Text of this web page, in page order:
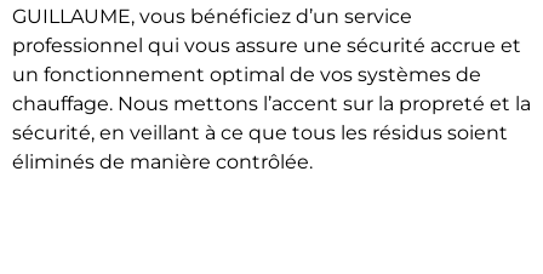
GUILLAUME, vous bénéficiez d’un service
professionnel qui vous assure une sécurité accrue et
un fonctionnement optimal de vos systèmes de
chauffage. Nous mettons l’accent sur la propreté et la
sécurité, en veillant à ce que tous les résidus soient
éliminés de manière contrôlée.